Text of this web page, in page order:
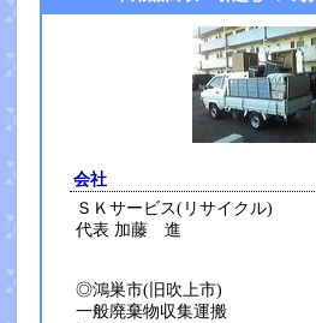
会社
ＳＫサービス(リサイクル)
代表 加藤 進
◎鴻巣市(旧吹上市)
一般廃棄物収集運搬